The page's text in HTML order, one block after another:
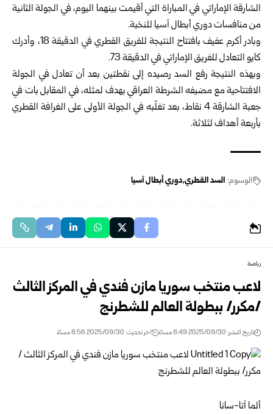
الشارقة الإماراتي في المباراة التي أقيمت بينهما اليوم، في الجولة الثانية
من منافسات دوري أبطال آسيا للنخبة.
وبادر أكرم عفيف بافتتاح النتيجة للفريق القطري في الدقيقة 18، وأدرك
كايو التعادل للفريق الإماراتي في الدقيقة 73.
وبهذه النتيجة رفع السد رصيده إلى نقطتين بعد أن تعادل في الجولة
الافتتاحية مع مضيفه الشرطة العراقي بهدف لمثله، في المقابل بات في
جعبة الشارقة 4 نقاط، بعد تغلّبه في الجولة الأولى على الغرافة القطري
بأربعة أهداف لثلاثة.
الوسوم: السد القطري دوري أبطال آسيا
رياضة
لاعب منتخب سوريا مازن فندي في المركز الثالث
/مكرر/ ببطولة العالم للشطرنج
تاريخ النشر: 2025/09/30 8:49 مساءً اخر تحديث: 2025/09/30 8:56 مساءً
ألما آتا-سانا